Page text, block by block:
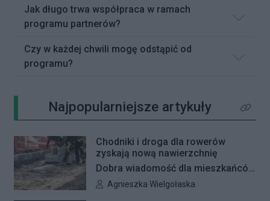
Jak długo trwa współpraca w ramach
programu partnerów?
Czy w każdej chwili mogę odstąpić od
programu?
Najpopularniejsze artykuły Kliknij
Chodniki i droga dla rowerów
zyskają nową nawierzchnię
Dobra wiadomość dla mieszkańców
Woli i Żoliborza. Zarząd Dróg
Autor artykułu:
Agnieszka Wielgołaska